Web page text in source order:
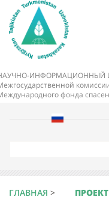
ИНФОРМАЦИОННЫЙ
фонда
r
h
ГЛАВНАЯ >